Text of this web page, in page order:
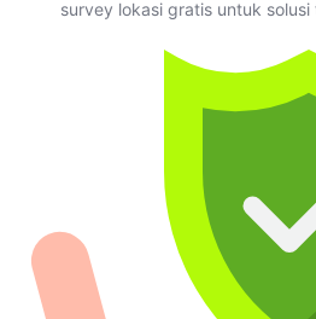
survey lokasi gratis untuk